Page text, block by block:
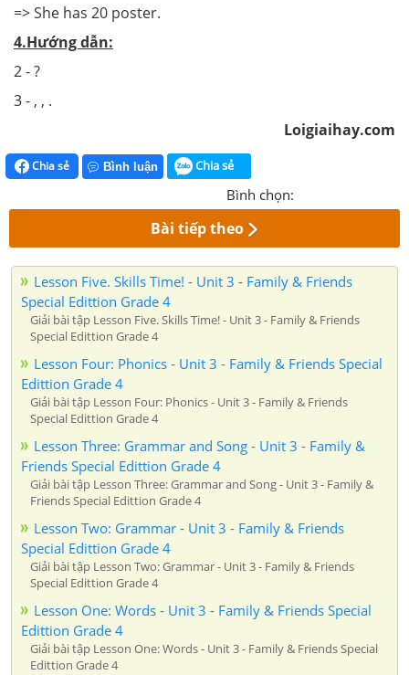
=> She has 20 poster.
4.Hướng dẫn:
2 - ?
3 - , , .
Loigiaihay.com
Chia sẻ Bình luận Chia sẻ
Bình chọn:
Bài tiếp theo
Lesson Five. Skills Time! - Unit 3 - Family & Friends
Special Edittion Grade 4
Giải bài tập Lesson Five. Skills Time! - Unit 3 - Family & Friends
Special Edittion Grade 4
Lesson Four: Phonics - Unit 3 - Family & Friends Special
Edittion Grade 4
Giải bài tập Lesson Four: Phonics - Unit 3 - Family & Friends
Special Edittion Grade 4
Lesson Three: Grammar and Song - Unit 3 - Family &
Friends Special Edittion Grade 4
Giải bài tập Lesson Three: Grammar and Song - Unit 3 - Family &
Friends Special Edittion Grade 4
Lesson Two: Grammar - Unit 3 - Family & Friends
Special Edittion Grade 4
Giải bài tập Lesson Two: Grammar - Unit 3 - Family & Friends
Special Edittion Grade 4
Lesson One: Words - Unit 3 - Family & Friends Special
Edittion Grade 4
Giải bài tập Lesson One: Words - Unit 3 - Family & Friends Special
Edittion Grade 4